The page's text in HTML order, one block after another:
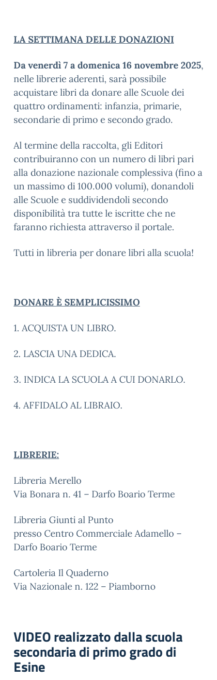
LA SETTIMANA DELLE DONAZIONI
Da venerdì 7 a domenica 16 novembre 2025,
nelle librerie aderenti, sarà possibile
acquistare libri da donare alle Scuole dei
quattro ordinamenti: infanzia, primarie,
secondarie di primo e secondo grado.
Al termine della raccolta, gli Editori
contribuiranno con un numero di libri pari
alla donazione nazionale complessiva (fino a
un massimo di 100.000 volumi), donandoli
alle Scuole e suddividendoli secondo
disponibilità tra tutte le iscritte che ne
faranno richiesta attraverso il portale.
Tutti in libreria per donare libri alla scuola!
DONARE È SEMPLICISSIMO
1. ACQUISTA UN LIBRO.
2. LASCIA UNA DEDICA.
3. INDICA LA SCUOLA A CUI DONARLO.
4. AFFIDALO AL LIBRAIO.
LIBRERIE:
Libreria Merello
Via Bonara n. 41 – Darfo Boario Terme
Libreria Giunti al Punto
presso Centro Commerciale Adamello –
Darfo Boario Terme
Cartoleria Il Quaderno
Via Nazionale n. 122 – Piamborno
VIDEO realizzato dalla scuola
secondaria di primo grado di
Esine